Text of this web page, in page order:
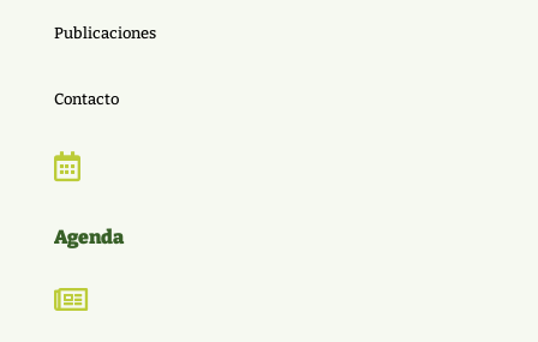
Publicaciones
Contacto

Agenda
